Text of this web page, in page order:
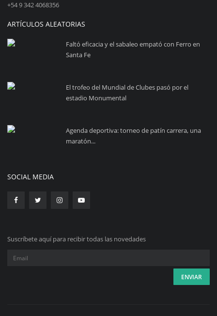
+54 9 342 4068356
ARTÍCULOS ALEATORIAS
Faltó eficacia y el sabaleo empató con Ferro en
Santa Fe
El trofeo del Mundial de Clubes pasó por el
estadio Monumental
Agenda deportiva: torneo de patín carrera, una
maratón...
SOCIAL MEDIA
Suscríbete aquí para recibir todas las novedades